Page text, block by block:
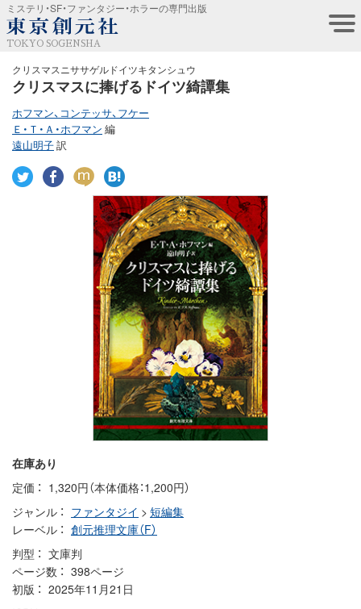
ミステリ・SF・ファンタジー・ホラーの専門出版
TOKYO SOGENSHA
クリスマスニササゲルドイツキタンシュウ
クリスマスに捧げるドイツ綺譚集
ホフマン、コンテッサ、フケー
Ｅ・Ｔ・Ａ・ホフマン 編
遠山明子訳
在庫あり
定価
1,320円（本体価格：1,200円）
ジャンル
ファンタジイ > 短編集
レーベル
創元推理文庫（F）
判型
文庫判
ページ数
398ページ
初版
2025年11月21日